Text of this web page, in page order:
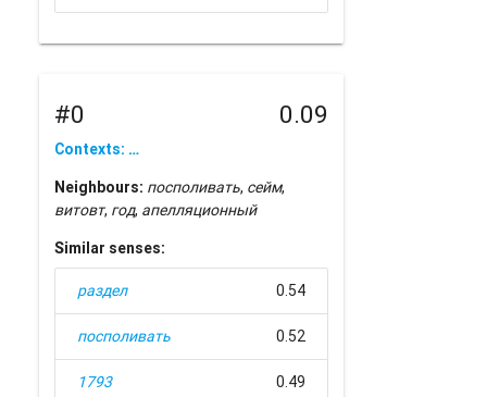
#0 0.09
Contexts: …
Neighbours: посполивать, сейм,
витовт, год, апелляционный
Similar senses:
раздел 0.54
посполивать 0.52
1793 0.49